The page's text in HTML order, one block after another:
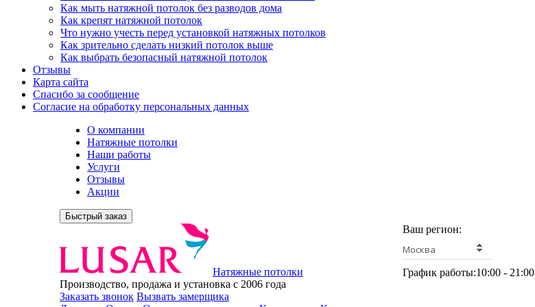
Как мыть натяжной потолок без разводов дома
Как крепят натяжной потолок
Что нужно учесть перед установкой натяжных потолков
Как зрительно сделать низкий потолок выше
Как выбрать безопасный натяжной потолок
Отзывы
Карта сайта
Спасибо за сообщение
Согласие на обработку персональных данных
О компании
Натяжные потолки
Наши работы
Услуги
Отзывы
Акции
Быстрый заказ
Натяжные потолки
Производство, продажа и установка с 2006 года
Ваш регион:
Москва
График работы:10:00 - 21:00
Заказать звонок Вызвать замерщика